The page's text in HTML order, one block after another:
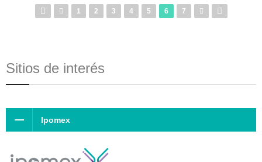
1 2 3 4 5 6 7
Sitios de interés
Ipomex